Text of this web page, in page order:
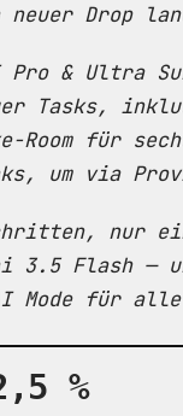
Drop
& Ultra
Tasks,
für
um via
nur
3.5 Flash —
Mode für
%